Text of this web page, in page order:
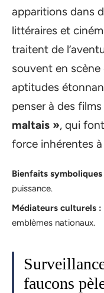
apparitions dans
littéraires et
traitent de
souvent en
aptitudes
penser à des
maltais », qui
force inhérentes
Bienfaits symboliques
puissance.
Médiateurs culturels :
emblèmes nationaux.
faucons